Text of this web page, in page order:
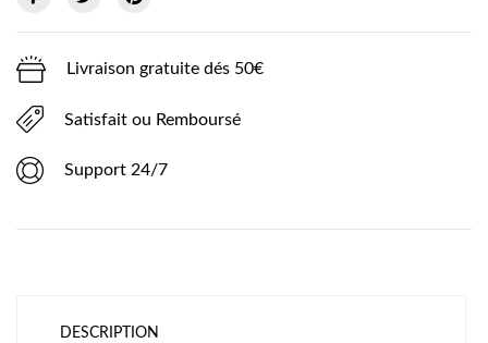
Livraison gratuite dés 50€
Satisfait ou Remboursé
Support 24/7
DESCRIPTION